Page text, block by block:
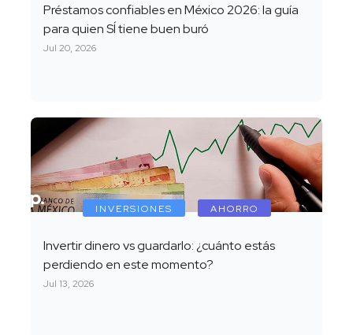
Préstamos confiables en México 2026: la guía
para quien SÍ tiene buen buró
Jul 20, 2026
INVERSIONES AHORRO
Invertir dinero vs guardarlo: ¿cuánto estás
perdiendo en este momento?
Jul 13, 2026